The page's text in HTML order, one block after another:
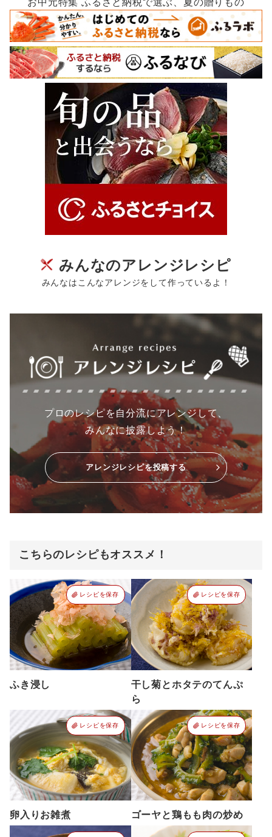
みんなのアレンジレシピ
みんなはこんなアレンジをして作っているよ！
プロのレシピを自分流にアレンジして、
みんなに披露しよう！
アレンジレシピを投稿する
こちらのレシピもオススメ！
レシピを保存
ふき浸し
レシピを保存
干し菊とホタテのてんぷ
ら
レシピを保存
卵入りお雑煮
レシピを保存
ゴーヤと鶏もも肉の炒め